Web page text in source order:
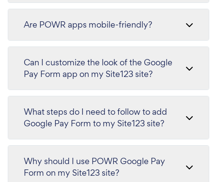
Are POWR apps mobile-friendly?
Can I customize the look of the Google
Pay Form app on my Site123 site?
What steps do I need to follow to add
Google Pay Form to my Site123 site?
Why should I use POWR Google Pay
Form on my Site123 site?